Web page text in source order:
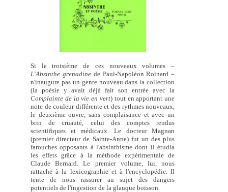
Si le troisième de ces nouveaux volumes –
L'Absinthe grenadinede Paul-Napoléon Roinard –
n'inaugure pas un genre nouveau dans la collection
(la poésie y avait déjà fait son entrée avec la
Complainte de la vie en vert) tout en apportant une
note de couleur différente et des rythmes nouveaux,
le deuxième ouvre, sans complaisance et avec un
brin de cruauté, celui des comptes rendus
scientifiques et médicaux. Le docteur Magnan
(premier directeur de Sainte-Anne) fut un des plus
farouches opposants à l'absinthisme dont il étudia
les effets grâce à la méthode expérimentale de
Claude Bernard. Le premier volume, lui, nous
rattache à la lexicographie et à l'encyclopédie. Il
tente de nous rassurer au sujet des dangers
potentiels de l'ingestion de la glauque boisson.